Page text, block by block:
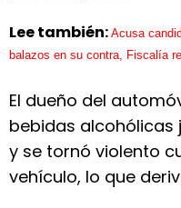
Lee también: Acusa
balazos en su contra, Fiscalía
El dueño del
bebidas
y se tornó violento
vehículo, lo que